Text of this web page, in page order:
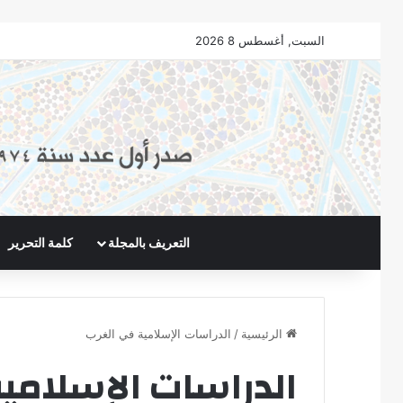
السبت, أغسطس 8 2026
التعريف بالمجلة كلمة التحرير
الرئيسية / الدراسات الإسلامية في الغرب
الدراسات